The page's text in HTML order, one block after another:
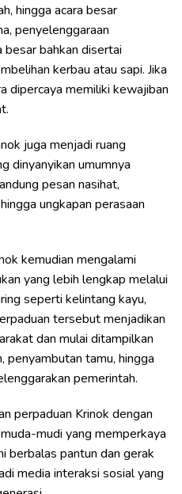
hingga acara besar
penyelenggaraan
besar bahkan disertai
kerbau atau sapi. Jika
dipercaya memiliki kewajiban
juga menjadi ruang
dinyanyikan umumnya
pesan nasihat,
ungkapan perasaan
kemudian mengalami
yang lebih lengkap melalui
seperti kelintang kayu,
tersebut menjadikan
dan mulai ditampilkan
penyambutan tamu, hingga
pemerintah.
perpaduan Krinok dengan
mudi yang memperkaya
berbalas pantun dan gerak
media interaksi sosial yang